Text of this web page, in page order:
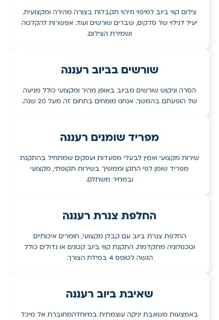
צילום קווי ביוב למיפוי וזיהוי תקבלות בצורה מהירה ומקצועית.
יעיל לגילוי של סדקים, שברים שורשים ועוד. אפשרות להקלטה
ושמירת הצילום.
שורשים בביוב רעננה
הסרה וניקוש שורשים מביוב באופן מהיר ומקצועי כולל מניעה
של הופעתם בהמשך. אנחנו מומחים בתחום זה מעל 20 שנה.
מפריד שומנים רעננה
שירות מקצועי ואמין לבעלי מסעדות ועסקים שמתחיל בהתקנת
מפריד שומן לפי התקן וממשיך בשירות תקופתי, מקצועי
ובמחיר משתלם.
החלפת צנרת רעננה
החלפת צנרת ביוב עם קבלן מקצועי, חומרים איכותיים
וטכנולוגיה מתקדמת. התקנת קווי ביוב קטנים או גדולים כולל
הגשה לטופס 4 במידת הצורך.
שאיבת ביוב רעננה
באמצעות משאבת יניקה עוצמתית במיוחדהמחוברת אל מיכל